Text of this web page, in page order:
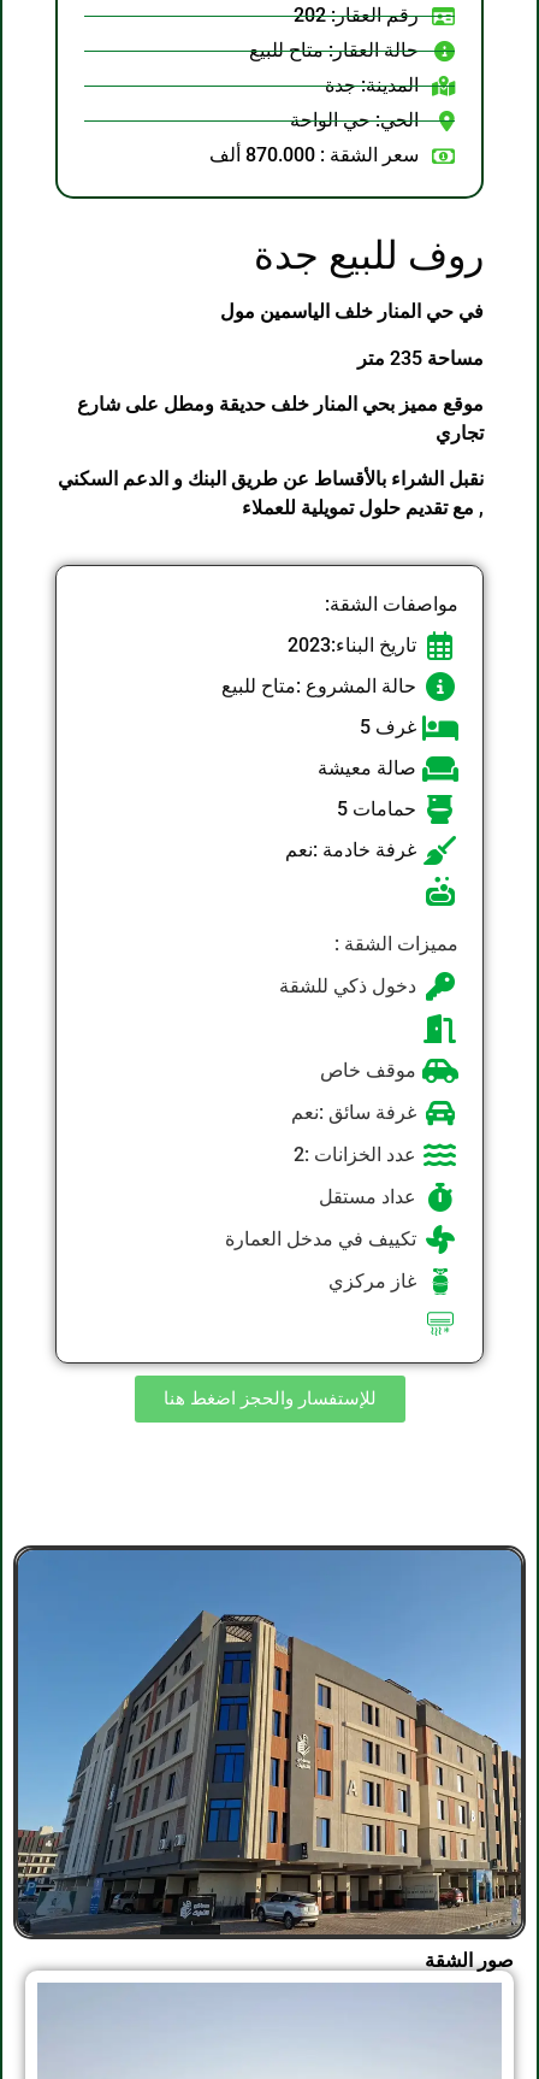
رقم العقار: 202
حالة العقار: متاح للبيع
المدينة:جدة
الحي:حي الواحة
سعر الشقة : 870.000 ألف
روف للبيع جدة
في حي المنار خلف الياسمين مول
مساحة 235 متر
موقع مميز بحي المنار خلف حديقة ومطل على شارع
تجاري
نقبل الشراء بالأقساط عن طريق البنك و الدعم السكني
, مع تقديم حلول تمويلية للعملاء
مواصفات الشقة:
تاريخ البناء:2023
حالة المشروع :متاح للبيع
غرف 5
صالة معيشة
حمامات 5
غرفة خادمة :نعم
مميزات الشقة :
دخول ذكي للشقة
موقف خاص
غرفة سائق :نعم
عدد الخزانات :2
عداد مستقل
تكييف في مدخل العمارة
غاز مركزي
للإستفسار والحجز اضغط هنا
صور الشقة